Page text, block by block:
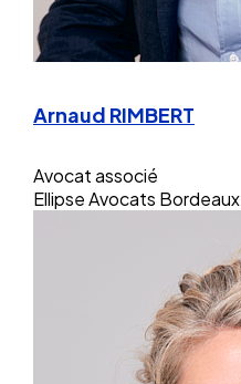
Arnaud RIMBERT
Avocat associé
Ellipse Avocats Bordeaux